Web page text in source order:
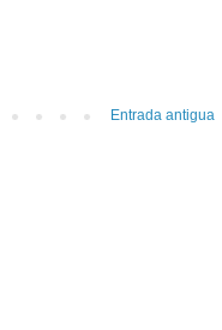
Entrada antigua